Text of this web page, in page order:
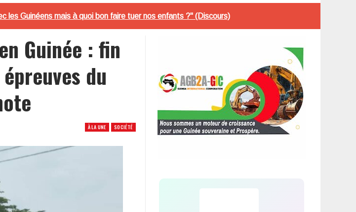
les Guinéens mais à quoi bon faire tuer nos enfants ?" (Discours)
Guinée : fin
du
À LA UNE SOCIÉTÉ